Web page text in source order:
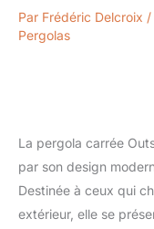
Par Frédéric Delcroix /
Pergolas
La pergola carrée
par son design
Destinée à ceux qui
extérieur, elle se